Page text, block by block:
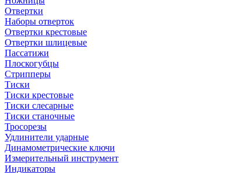
Отвертки
Наборы отверток
Отвертки крестовые
Отвертки шлицевые
Пассатижи
Плоскогубцы
Стрипперы
Тиски
Тиски крестовые
Тиски слесарные
Тиски станочные
Тросорезы
Удлинители ударные
Динамометрические ключи
Измерительный инструмент
Индикаторы